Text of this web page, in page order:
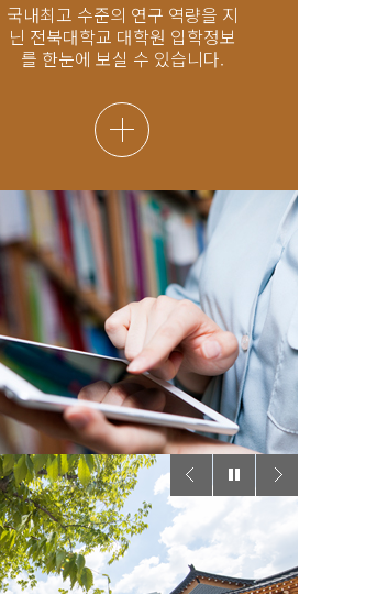
국내최고 수준의 연구 역량을 지
닌 전북대학교 대학원 입학정보
를 한눈에 보실 수 있습니다.